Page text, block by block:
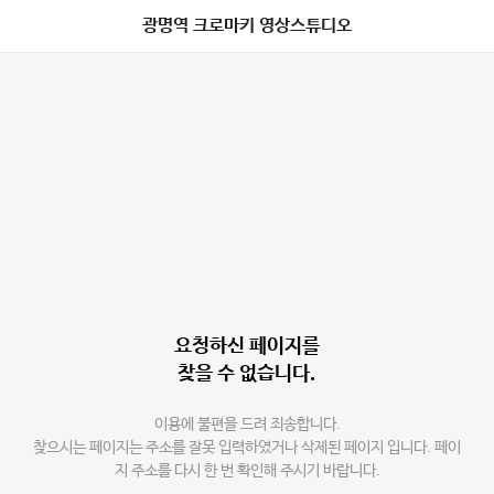
광명역 크로마키 영상스튜디오
요청하신 페이지를
찾을 수 없습니다.
이용에 불편을 드려 죄송합니다.
찾으시는 페이지는 주소를 잘못 입력하였거나 삭제된 페이지 입니다. 페이
지 주소를 다시 한 번 확인해 주시기 바랍니다.